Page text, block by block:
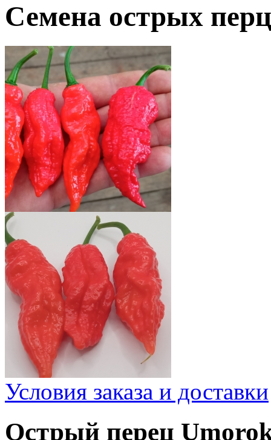
Семена острых
Условия заказа и доставки
Острый перец